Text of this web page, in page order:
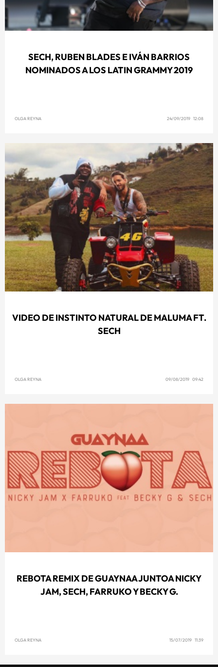
SECH, RUBEN BLADES E IVÁN BARRIOS
NOMINADOS A LOS LATIN GRAMMY 2019
OLGA REYNA 24/09/2019 12:08
VIDEO DE INSTINTO NATURAL DE MALUMA FT.
SECH
OLGA REYNA 09/08/2019 09:42
REBOTA REMIX DE GUAYNAA JUNTOA NICKY
JAM, SECH, FARRUKO Y BECKY G.
OLGA REYNA 15/07/2019 11:39